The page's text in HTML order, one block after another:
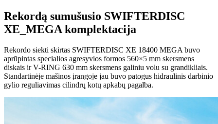
Rekordą sumušusio SWIFTERDISC
XE_MEGA komplektacija
Rekordo siekti skirtas SWIFTERDISC XE 18400 MEGA buvo
aprūpintas specialios agresyvios formos 560×5 mm skersmens
diskais ir V-RING 630 mm skersmens galiniu volu su grandikliais.
Standartinėje mašinos įrangoje jau buvo patogus hidraulinis darbinio
gylio reguliavimas cilindrų kotų apkabų pagalba.